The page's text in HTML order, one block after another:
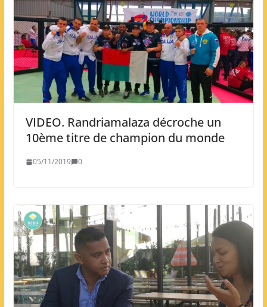
VIDEO. Randriamalaza décroche un
10ème titre de champion du monde
05/11/2019 0